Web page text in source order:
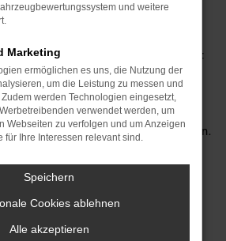
in Rostock passt. Gerne lassen wir
oder übernehmen die
digitalem Weg. Der Vorteil liegt auf
Sie Ihren VW Taigo frei Haus
direkten Lieferung nach Rostock
Ihre eigenen vier Wände zu verlassen.
Sie uns noch heute.
und weitere
Marketing
ermöglichen es uns, die Nutzung der
um die Leistung zu messen und
werden Technologien eingesetzt,
verwendet werden, um
Webseiten zu verfolgen und um Anzeigen
für Ihre Interessen relevant sind.
Speichern
Cookies ablehnen
Alle akzeptieren